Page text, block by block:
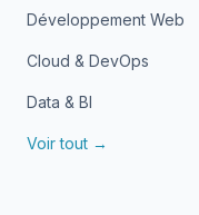
Développement Web
Cloud & DevOps
Data & BI
Voir tout →